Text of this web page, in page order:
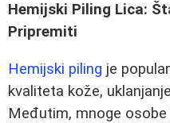
Hemijski Piling Lica:
Pripremiti
Hemijski piling je
kvaliteta kože,
Međutim, mnoge